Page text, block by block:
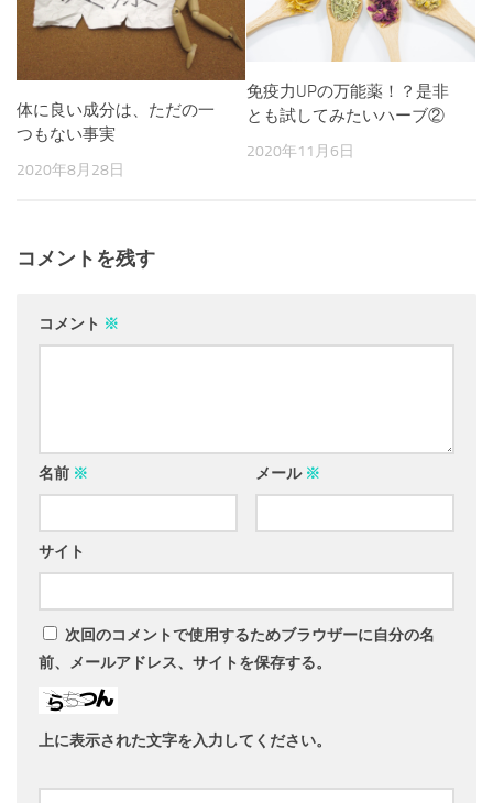
体に良い成分は、ただの一
つもない事実
2020年8月28日
免疫力UPの万能薬！？是非
とも試してみたいハーブ②
2020年11月6日
コメントを残す
コメント ※
名前 ※ メール ※
サイト
次回のコメントで使用するためブラウザーに自分の名
前、メールアドレス、サイトを保存する。
上に表示された文字を入力してください。